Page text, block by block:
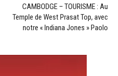
CAMBODGE – TOURISME : Au
Temple de West Prasat Top, avec
notre « Indiana Jones » Paolo